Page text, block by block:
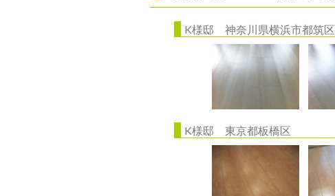
K様邸 神奈川県横浜市都筑区
K様邸 東京都板橋区